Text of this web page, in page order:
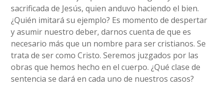
sacrificada de Jesús, quien anduvo haciendo el bien.
¿Quién imitará su ejemplo? Es momento de despertar
y asumir nuestro deber, darnos cuenta de que es
necesario más que un nombre para ser cristianos. Se
trata de ser como Cristo. Seremos juzgados por las
obras que hemos hecho en el cuerpo. ¿Qué clase de
sentencia se dará en cada uno de nuestros casos?